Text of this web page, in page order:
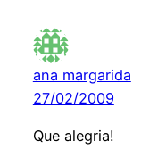
ana margarida
27/02/2009
Que alegria!